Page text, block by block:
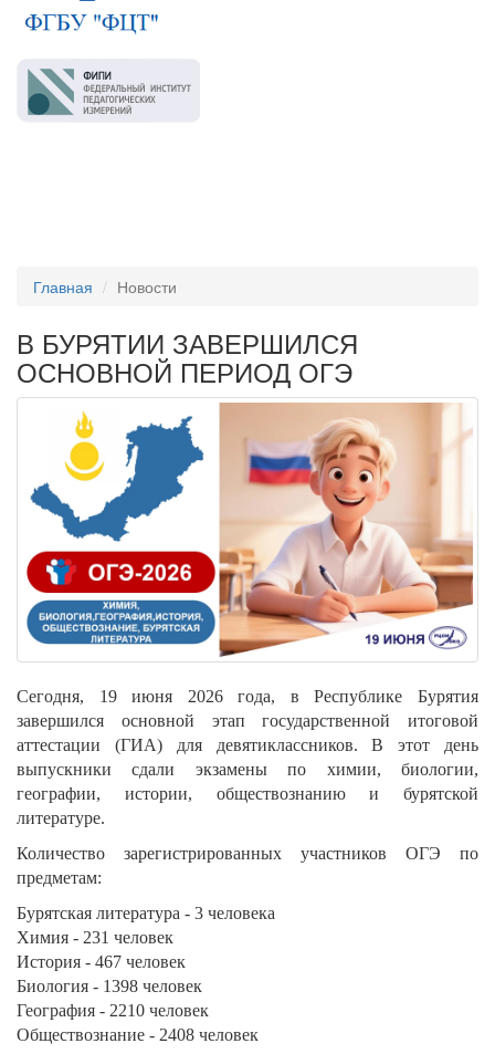
Главная Новости
В БУРЯТИИ ЗАВЕРШИЛСЯ
ОСНОВНОЙ ПЕРИОД ОГЭ
Сегодня, 19 июня 2026 года, в Республике Бурятия
завершился основной этап государственной итоговой
аттестации (ГИА) для девятиклассников. В этот день
выпускники сдали экзамены по химии, биологии,
географии, истории, обществознанию и бурятской
литературе.
Количество зарегистрированных участников ОГЭ по
предметам:
Бурятская литература - 3 человека
Химия - 231 человек
История - 467 человек
Биология - 1398 человек
География - 2210 человек
Обществознание - 2408 человек